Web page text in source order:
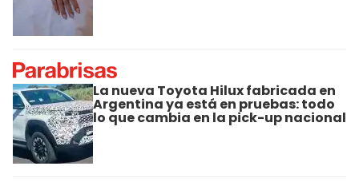
La nueva Toyota Hilux fabricada en
Argentina ya está en pruebas: todo
lo que cambia en la pick-up nacional